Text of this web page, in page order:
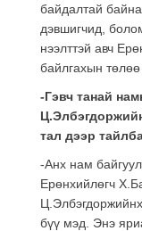
байдалтай
дэвшигчид,
нээлттэй авч
байлгахын төлөө
-Гэвч танай
тал дээр
-Анх нам
Ерөнхийлөгч
бүү мэд. Энэ